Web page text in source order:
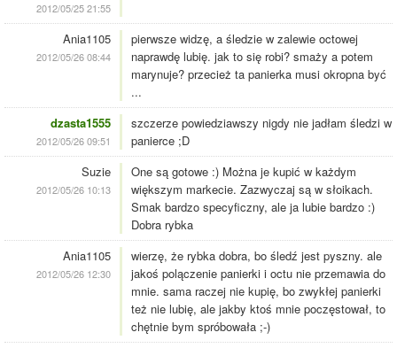
2012/05/25 21:55
Ania1105
2012/05/26 08:44
pierwsze widzę, a śledzie w zalewie octowej
naprawdę lubię. jak to się robi? smaży a potem
marynuje? przecież ta panierka musi okropna być
...
dzasta1555
2012/05/26 09:51
szczerze powiedziawszy nigdy nie jadłam śledzi w
panierce ;D
Suzie
2012/05/26 10:13
One są gotowe :) Można je kupić w każdym
większym markecie. Zazwyczaj są w słoikach.
Smak bardzo specyficzny, ale ja lubie bardzo :)
Dobra rybka
Ania1105
2012/05/26 12:30
wierzę, że rybka dobra, bo śledź jest pyszny. ale
jakoś polączenie panierki i octu nie przemawia do
mnie. sama raczej nie kupię, bo zwykłej panierki
też nie lubię, ale jakby ktoś mnie poczęstował, to
chętnie bym spróbowała ;-)